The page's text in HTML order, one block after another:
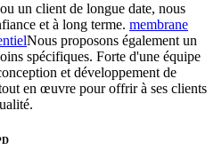
un client de longue date, nous
et à long terme. membrane
Nous proposons également un
spécifiques. Forte d'une équipe
et développement de
en œuvre pour offrir à ses clients